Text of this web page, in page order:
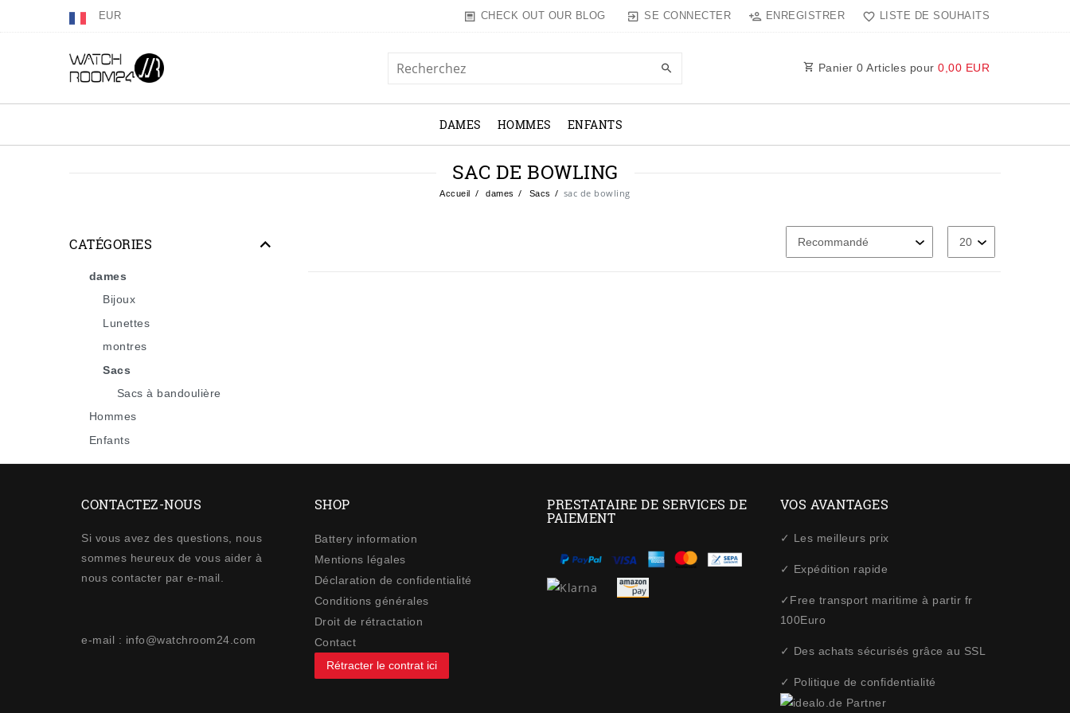
EUR CHECK OUT OUR BLOG SE CONNECTER ENREGISTRER LISTE DE SOUHAITS
Panier 0 Articles pour 0,00 EUR
DAMES HOMMES ENFANTS
SAC DE BOWLING
Accueil dames Sacs sac de bowling
CATÉGORIES
dames
Bijoux
Lunettes
montres
Sacs
Sacs à bandoulière
Hommes
Enfants
CONTACTEZ-NOUS
Si vous avez des questions, nous
sommes heureux de vous aider à
nous contacter par e-mail.
e-mail : info@watchroom24.com
SHOP
Battery information
Mentions légales
Déclaration de confidentialité
Conditions générales
Droit de rétractation
Contact
Rétracter le contrat ici
PRESTATAIRE DE SERVICES DE
PAIEMENT
VOS AVANTAGES
✓ Les meilleurs prix
✓ Expédition rapide
✓Free transport maritime à partir fr
100Euro
✓ Des achats sécurisés grâce au SSL
✓ Politique de confidentialité